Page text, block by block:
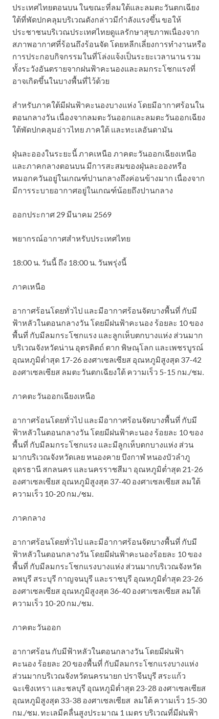
ประเทศไทยตอนบน ในขณะที่ลมใต้และลมตะวันตกเฉียง
ใต้ที่พัดปกคลุมบริเวณดังกล่าวมีกำลังแรงขึ้น ขอให้
ประชาชนบริเวณประเทศไทยดูแลรักษาสุขภาพเนื่องจาก
สภาพอากาศที่ร้อนถึงร้อนจัด โดยหลีกเลี่ยงการทำงานหรือ
การประกอบกิจกรรมในที่โล่งแจ้งเป็นระยะเวลานาน รวม
ทั้งระวังอันตรายจากฝนฟ้าคะนองและลมกระโชกแรงที่
อาจเกิดขึ้นในบางพื้นที่ไว้ด้วย
สำหรับภาคใต้มีฝนฟ้าคะนองบางแห่ง โดยมีอากาศร้อนใน
ตอนกลางวัน เนื่องจากลมตะวันออกและลมตะวันออกเฉียง
ใต้พัดปกคลุมอ่าวไทย ภาคใต้ และทะเลอันดามัน
ฝุ่นละอองในระยะนี้ ภาคเหนือ ภาคตะวันออกเฉียงเหนือ
และภาคกลางตอนบน มีการสะสมของฝุ่นละอองหรือ
หมอกควันอยู่ในเกณฑ์ปานกลางถึงค่อนข้างมาก เนื่องจาก
มีการระบายอากาศอยู่ในเกณฑ์น้อยถึงปานกลาง
ออกประกาศ 29 มีนาคม 2569
พยากรณ์อากาศสำหรับประเทศไทย
18:00 น. วันนี้ ถึง 18:00 น. วันพรุ่งนี้
ภาคเหนือ
อากาศร้อนโดยทั่วไป และมีอากาศร้อนจัดบางพื้นที่ กับมี
ฟ้าหลัวในตอนกลางวัน โดยมีฝนฟ้าคะนอง ร้อยละ 10 ของ
พื้นที่ กับมีลมกระโชกแรง และลูกเห็บตกบางแห่ง ส่วนมาก
บริเวณจังหวัดน่าน อุตรดิตถ์ ตาก พิษณุโลก และเพชรบูรณ์
อุณหภูมิต่ำสุด 17-26 องศาเซลเซียส อุณหภูมิสูงสุด 37-42
องศาเซลเซียส ลมตะวันตกเฉียงใต้ ความเร็ว 5-15 กม./ชม.
ภาคตะวันออกเฉียงเหนือ
อากาศร้อนโดยทั่วไป และมีอากาศร้อนจัดบางพื้นที่ กับมี
ฟ้าหลัวในตอนกลางวัน โดยมีฝนฟ้าคะนอง ร้อยละ 10 ของ
พื้นที่ กับมีลมกระโชกแรง และมีลูกเห็บตกบางแห่ง ส่วน
มากบริเวณจังหวัดเลย หนองคาย บึงกาฬ หนองบัวลำภู
อุดรธานี สกลนคร และนครราชสีมา อุณหภูมิต่ำสุด 21-26
องศาเซลเซียส อุณหภูมิสูงสุด 37-40 องศาเซลเซียส ลมใต้
ความเร็ว 10-20 กม./ชม.
ภาคกลาง
อากาศร้อนโดยทั่วไป และมีอากาศร้อนจัดบางพื้นที่ กับมี
ฟ้าหลัวในตอนกลางวัน โดยมีฝนฟ้าคะนองร้อยละ 10 ของ
พื้นที่ กับมีลมกระโชกแรงบางแห่ง ส่วนมากบริเวณจังหวัด
ลพบุรี สระบุรี กาญจนบุรี และราชบุรี อุณหภูมิต่ำสุด 23-26
องศาเซลเซียส อุณหภูมิสูงสุด 36-40 องศาเซลเซียส ลมใต้
ความเร็ว 10-20 กม./ชม.
ภาคตะวันออก
อากาศร้อน กับมีฟ้าหลัวในตอนกลางวัน โดยมีฝนฟ้า
คะนอง ร้อยละ 20 ของพื้นที่ กับมีลมกระโชกแรงบางแห่ง
ส่วนมากบริเวณจังหวัดนครนายก ปราจีนบุรี สระแก้ว
ฉะเชิงเทรา และชลบุรี อุณหภูมิต่ำสุด 23-28 องศาเซลเซียส
อุณหภูมิสูงสุด 33-38 องศาเซลเซียส ลมใต้ ความเร็ว 15-30
กม./ชม. ทะเลมีคลื่นสูงประมาณ 1 เมตร บริเวณที่มีฝนฟ้า